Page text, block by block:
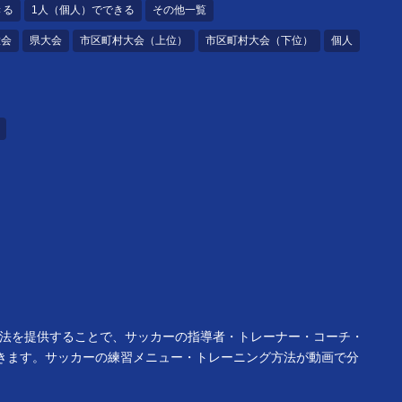
る 1人（個人）でできる その他一覧
県大会 市区町村大会（上位） 市区町村大会（下位） 個人
提供することで、サッカーの指導者・トレーナー・コーチ・
す。サッカーの練習メニュー・トレーニング方法が動画で分